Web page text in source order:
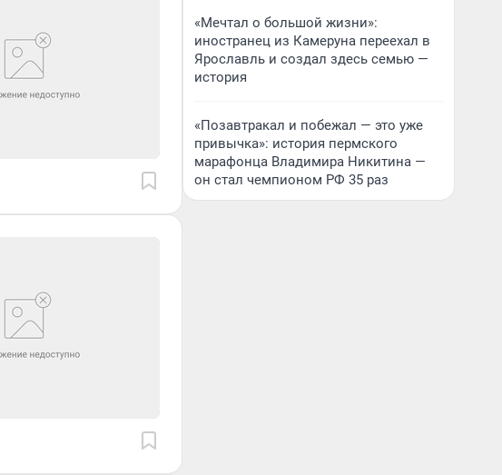
«Мечтал о большой жизни»:
иностранец из Камеруна переехал в
Ярославль и создал здесь семью —
история
«Позавтракал и побежал — это уже
привычка»: история пермского
марафонца Владимира Никитина —
он стал чемпионом РФ 35 раз